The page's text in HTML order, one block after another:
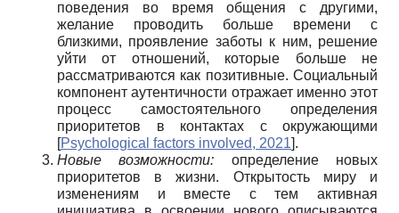
поведения во время общения с другими,
желание проводить больше времени с
близкими, проявление заботы к ним, решение
уйти от отношений, которые больше не
рассматриваются как позитивные. Социальный
компонент аутентичности отражает именно этот
процесс самостоятельного определения
приоритетов в контактах с окружающими
[Psychological factors involved, 2021].
Новые возможности: определение новых
приоритетов в жизни. Открытость миру и
изменениям и вместе с тем активная